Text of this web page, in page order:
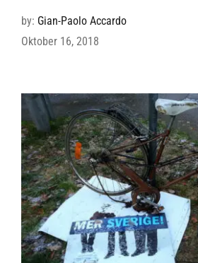
by: Gian-Paolo Accardo
Oktober 16, 2018